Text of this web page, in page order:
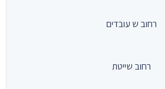
רחוב ש עובדים
רחוב שייטת